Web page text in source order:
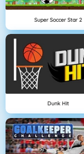
Super Soccer Star 2
Dunk Hit